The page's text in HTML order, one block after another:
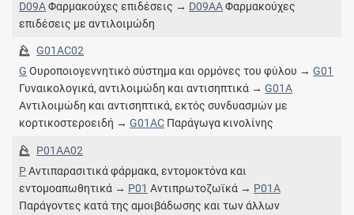
D09AΦαρμακούχες επιδέσεις → D09AAΦαρμακούχες
επιδέσεις με αντιλοιμώδη
G01AC02
G Ουροποιογεννητικό σύστημα και ορμόνες του φύλου →G01
Γυναικολογικά, αντιλοιμώδη και αντισηπτικά →G01A
Αντιλοιμώδη και αντισηπτικά, εκτός συνδυασμών με
κορτικοστεροειδή →G01AC Παράγωγα κινολίνης
P01AA02
PΑντιπαρασιτικά φάρμακα, εντομοκτόνα και
εντομοαπωθητικά → P01 Αντιπρωτοζωϊκά → P01A
Παράγοντες κατά της αμοιβάδωσης και των άλλων